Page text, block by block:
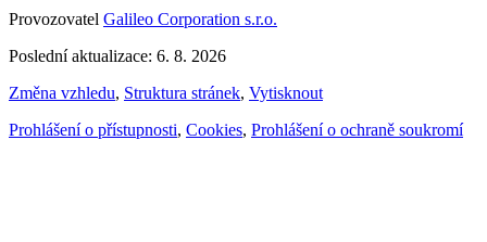
Provozovatel Galileo Corporation s.r.o.
Poslední aktualizace: 6. 8. 2026
Změna vzhledu, Struktura stránek, Vytisknout
Prohlášení o přístupnosti, Cookies, Prohlášení o ochraně soukromí